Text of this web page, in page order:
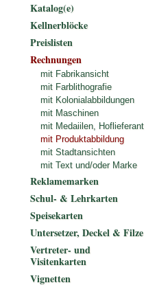
Katalog(e)
Kellnerblöcke
Preislisten
Rechnungen
mit Fabrikansicht
mit Farblithografie
mit Kolonialabbildungen
mit Maschinen
mit Medaiilen, Hoflieferant
mit Produktabbildung
mit Stadtansichten
mit Text und/oder Marke
Reklamemarken
Schul- & Lehrkarten
Speisekarten
Untersetzer, Deckel & Filze
Vertreter- und
Visitenkarten
Vignetten